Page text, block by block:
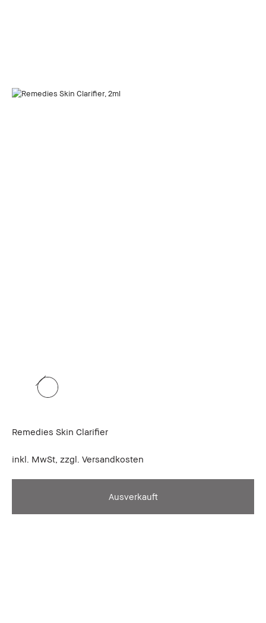
Remedies Skin Clarifier
inkl. MwSt, zzgl. Versandkosten
Ausverkauft